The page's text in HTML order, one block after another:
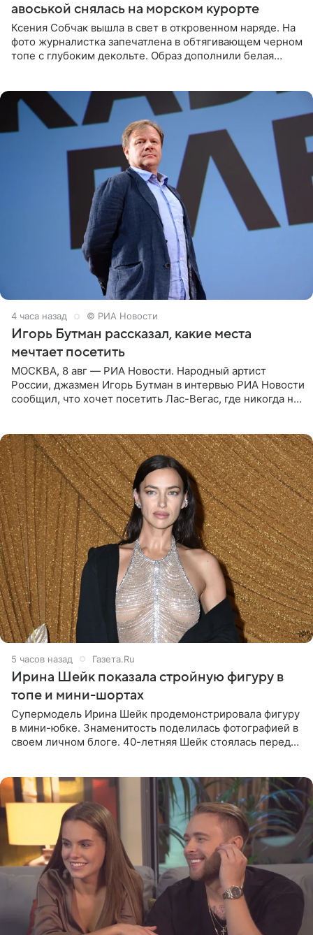
авоськой снялась на морском курорте
Ксения Собчак вышла в свет в откровенном наряде. На
фото журналистка запечатлена в обтягивающем черном
топе с глубоким декольте. Образ дополнили белая
4 часа назад © РИА Новости
Игорь Бутман рассказал, какие места
мечтает посетить
МОСКВА, 8 авг — РИА Новости. Народный артист
России, джазмен Игорь Бутман в интервью РИА Новости
сообщил, что хочет посетить Лас-Вегас, где никогда не
5 часов назад Газета.Ru
Ирина Шейк показала стройную фигуру в
топе и мини-шортах
Супермодель Ирина Шейк продемонстрировала фигуру
в мини-юбке. Знаменитость поделилась фотографией в
своем личном блоге. 40-летняя Шейк стоялась перед